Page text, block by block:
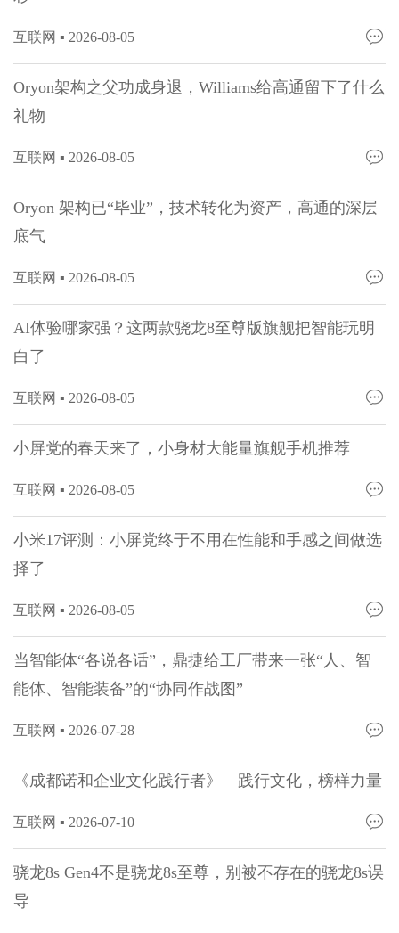
互联网 ▪ 2026-08-05
Oryon架构之父功成身退，Williams给高通留下了什么
礼物
互联网 ▪ 2026-08-05
Oryon 架构已“毕业”，技术转化为资产，高通的深层
底气
互联网 ▪ 2026-08-05
AI体验哪家强？这两款骁龙8至尊版旗舰把智能玩明
白了
互联网 ▪ 2026-08-05
小屏党的春天来了，小身材大能量旗舰手机推荐
互联网 ▪ 2026-08-05
小米17评测：小屏党终于不用在性能和手感之间做选
择了
互联网 ▪ 2026-08-05
当智能体“各说各话”，鼎捷给工厂带来一张“人、智
能体、智能装备”的“协同作战图”
互联网 ▪ 2026-07-28
《成都诺和企业文化践行者》—践行文化，榜样力量
互联网 ▪ 2026-07-10
骁龙8s Gen4不是骁龙8s至尊，别被不存在的骁龙8s误
导